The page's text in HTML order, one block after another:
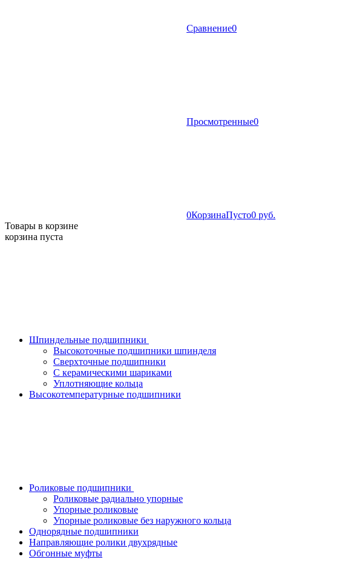
Сравнение0
Просмотренные0
0КорзинаПусто0 руб.
Товары в корзине
корзина пуста
Шпиндельные подшипники
Высокоточные подшипники шпинделя
Сверхточные подшипники
С керамическими шариками
Уплотняющие кольца
Высокотемпературные подшипники
Роликовые подшипники
Роликовые радиально упорные
Упорные роликовые
Упорные роликовые без наружного кольца
Однорядные подшипники
Направляющие ролики двухрядные
Обгонные муфты